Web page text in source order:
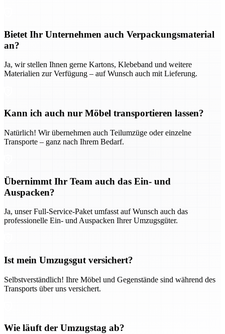
Bietet Ihr Unternehmen auch Verpackungsmaterial
an?
Ja, wir stellen Ihnen gerne Kartons, Klebeband und weitere
Materialien zur Verfügung – auf Wunsch auch mit Lieferung.
Kann ich auch nur Möbel transportieren lassen?
Natürlich! Wir übernehmen auch Teilumzüge oder einzelne
Transporte – ganz nach Ihrem Bedarf.
Übernimmt Ihr Team auch das Ein- und
Auspacken?
Ja, unser Full-Service-Paket umfasst auf Wunsch auch das
professionelle Ein- und Auspacken Ihrer Umzugsgüter.
Ist mein Umzugsgut versichert?
Selbstverständlich! Ihre Möbel und Gegenstände sind während des
Transports über uns versichert.
Wie läuft der Umzugstag ab?